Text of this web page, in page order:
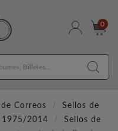
0
Correos
Sellos de
1975/2014
Sellos de